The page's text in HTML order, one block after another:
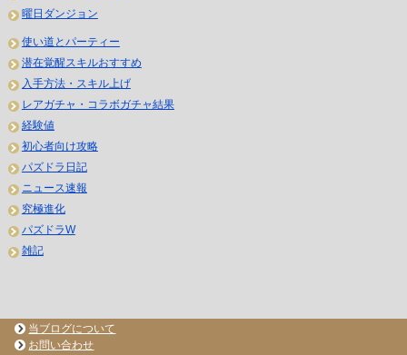
曜日ダンジョン
使い道とパーティー
潜在覚醒スキルおすすめ
入手方法・スキル上げ
レアガチャ・コラボガチャ結果
経験値
初心者向け攻略
パズドラ日記
ニュース速報
究極進化
パズドラW
雑記
当ブログについて
お問い合わせ